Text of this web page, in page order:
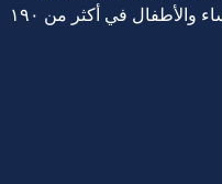
والإكسسوارات والأحذية للرجال والنساء والأطفال في أكثر من ١٩٠